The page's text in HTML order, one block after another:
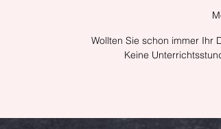
Wollten Sie schon immer Ihr
Keine